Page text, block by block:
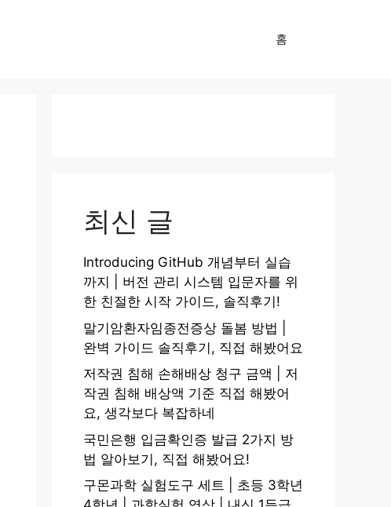
홈
최신 글
Introducing GitHub 개념부터 실습
까지 | 버전 관리 시스템 입문자를 위
한 친절한 시작 가이드, 솔직후기!
말기암환자임종전증상 돌봄 방법 |
완벽 가이드 솔직후기, 직접 해봤어요
저작권 침해 손해배상 청구 금액 | 저
작권 침해 배상액 기준 직접 해봤어
요, 생각보다 복잡하네
국민은행 입금확인증 발급 2가지 방
법 알아보기, 직접 해봤어요!
구몬과학 실험도구 세트 | 초등 3학년